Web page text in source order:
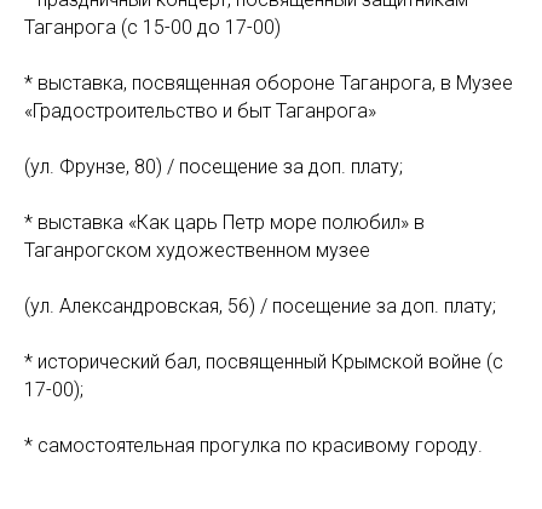
Таганрога (с 15-00 до 17-00)
* выставка, посвященная обороне Таганрога, в Музее
«Градостроительство и быт Таганрога»
(ул. Фрунзе, 80) / посещение за доп. плату;
* выставка «Как царь Петр море полюбил» в
Таганрогском художественном музее
(ул. Александровская, 56) / посещение за доп. плату;
* исторический бал, посвященный Крымской войне (с
17-00);
* самостоятельная прогулка по красивому городу.